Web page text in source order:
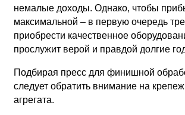
немалые доходы. Однако, чтобы
максимальной – в первую очередь
приобрести качественное
прослужит верой и правдой долгие
Подбирая пресс для финишной
следует обратить внимание на
агрегата.